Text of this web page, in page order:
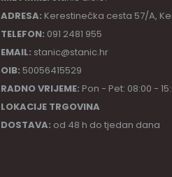
ADRESA: Kerestinečka cesta 57/A,
TELEFON: 091 2481 955
EMAIL: stanic@stanic.hr
OIB: 50056415529
RADNO VRIJEME: Pon - Pet: 08:00 -
LOKACIJE TRGOVINA
DOSTAVA: od 48 h do tjedan dana